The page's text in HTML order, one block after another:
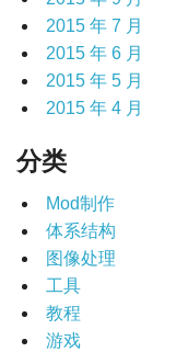
2015 年 7 月
2015 年 6 月
2015 年 5 月
2015 年 4 月
分类
Mod制作
体系结构
图像处理
工具
教程
游戏